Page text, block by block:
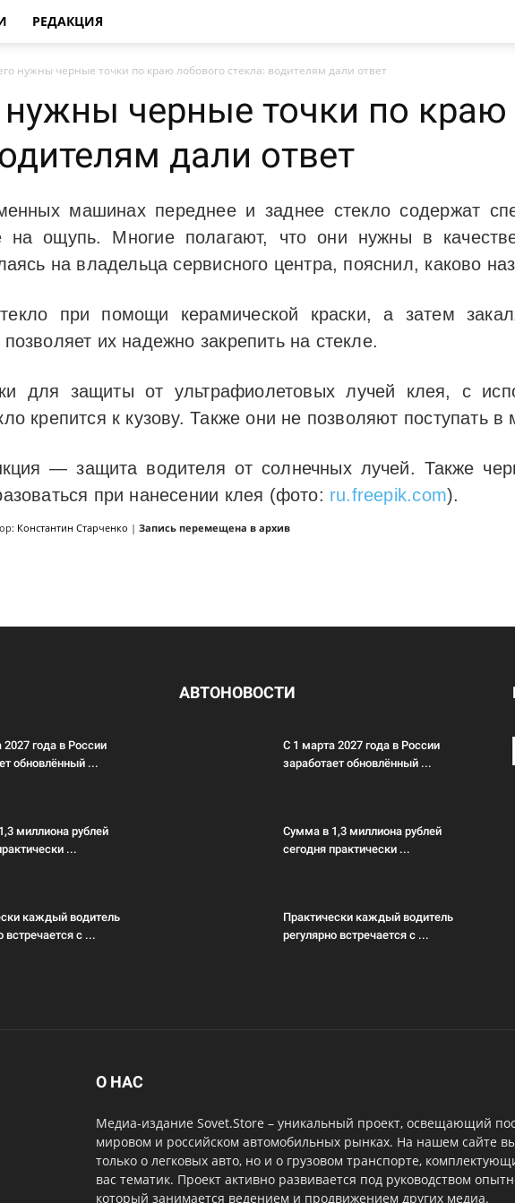
РЕДАКЦИЯ
нужны черные точки по краю лобового стекла: водителям дали ответ
черные точки по краю
дали ответ
машинах переднее и заднее стекло содержат
ощупь. Многие полагают, что они нужны в
на владельца сервисного центра, пояснил, каково
при помощи керамической краски, а затем
их надежно закрепить на стекле.
для защиты от ультрафиолетовых лучей клея, с
крепится к кузову. Также они не позволяют поступать в
— защита водителя от солнечных лучей. Также
при нанесении клея (фото: ru.freepik.com).
Константин Старченко | Запись перемещена в архив
2027 года в России
обновлённый ...
миллиона рублей
...
каждый водитель
встречается с ...
АВТОНОВОСТИ
С 1 марта 2027 года в России
заработает обновлённый ...
Сумма в 1,3 миллиона рублей
сегодня практически ...
Практически каждый водитель
регулярно встречается с ...
О НАС
Медиа-издание Sovet.Store – уникальный проект, освещающий
мировом и российском автомобильных рынках. На нашем сайте
только о легковых авто, но и о грузовом транспорте,
вас тематик. Проект активно развивается под руководством
который занимается ведением и продвижением других медиа.